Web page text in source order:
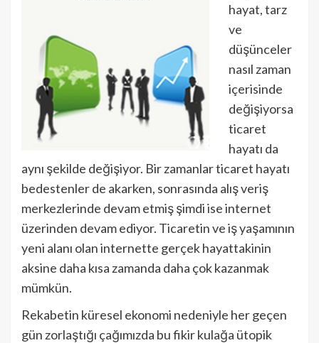
hayat, tarz
ve
düşünceler
nasıl zaman
içerisinde
değişiyorsa
ticaret
hayatı da
aynı şekilde değişiyor. Bir zamanlar ticaret hayatı
bedestenler de akarken, sonrasında alış veriş
merkezlerinde devam etmiş şimdi ise internet
üzerinden devam ediyor. Ticaretin ve iş yaşamının
yeni alanı olan internette gerçek hayattakinin
aksine daha kısa zamanda daha çok kazanmak
mümkün.
Rekabetin küresel ekonomi nedeniyle her geçen
gün zorlaştığı çağımızda bu fikir kulağa ütopik